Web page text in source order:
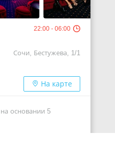
22:00 - 06:00
Сочи, Бестужева, 1/1
На карте
на основании 5